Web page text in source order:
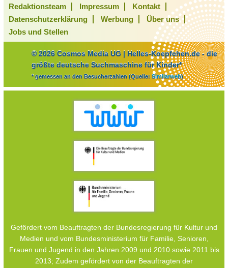
Redaktionsteam Impressum
Kontakt
Datenschutzerklärung
Werbung
Über uns
Jobs und Stellen
© 2026 Cosmos Media UG | Helles-Koepfchen.de - die
größte deutsche Suchmaschine für Kinder*
* gemessen an den Besucherzahlen (Quelle: Similarweb)
Gefördert vom Beauftragten der Bundesregierung für Kultur und
Medien und vom Bundesministerium für Familie, Senioren,
Frauen und Jugend in den Jahren 2009 und 2010 sowie 2011 bis
2013; Zudem gefördert von der Beauftragten der